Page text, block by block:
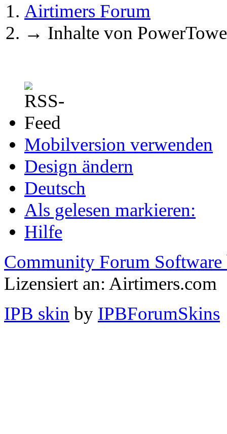
Airtimers Forum
→ Inhalte von
Mobilversion verwenden
Design ändern
Deutsch
Als gelesen markieren:
Hilfe
Community Forum Software
Lizensiert an: Airtimers.com
IPB skin by IPBForumSkins